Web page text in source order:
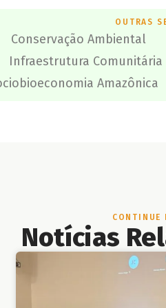
OUTRAS
Conservação Ambiental
Infraestrutura Comunitária
Amazônica
CONTINUE
Notícias